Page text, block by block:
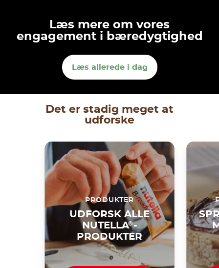
Læs mere om vores
engagement i bæredygtighed
Læs allerede i dag
Det er stadig meget at
udforske
PRODUKTER
UDFORSK ALLE
NUTELLA®-
PRODUKTER